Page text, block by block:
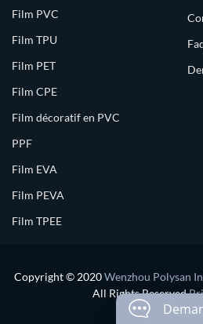
Film PVC
Film TPU
Film PET
Film CPE
Film décoratif en PVC
PPF
Film EVA
Film PEVA
Film TPEE
Copyright © 2020Wenzhou Polysan
All Rights Reserved